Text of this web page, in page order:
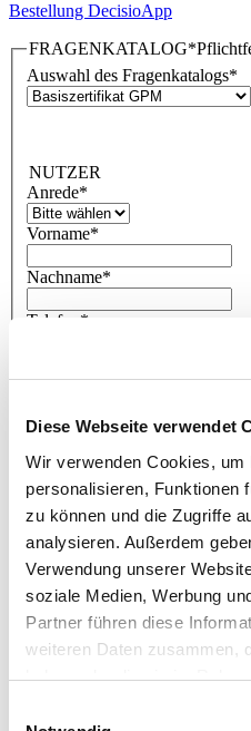
Diese Webseite verwendet
Wir verwenden Cookies, um
personalisieren, Funktionen
zu können und die Zugriffe
analysieren. Außerdem
Verwendung unserer
soziale Medien, Werbung
Partner führen diese
weiteren Daten zusammen,
haben oder die sie im
Bestellung DecisioApp
FRAGENKATALOG
Auswahl des Fragenkatalogs*
NUTZER
Anrede*
Vorname*
Nachname*
Telefon *
René Windus
Sie haben Fragen zur
Tel: 0511 56 86 55 00
Zum Kontaktformular
Firma / Name